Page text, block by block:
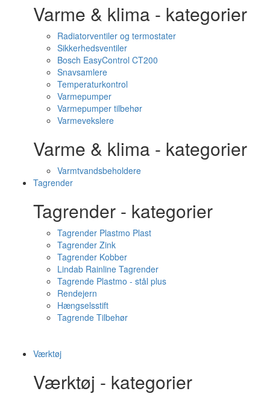
Varme & klima - kategorier
Radiatorventiler og termostater
Sikkerhedsventiler
Bosch EasyControl CT200
Snavsamlere
Temperaturkontrol
Varmepumper
Varmepumper tilbehør
Varmevekslere
Varme & klima - kategorier
Varmtvandsbeholdere
Tagrender
Tagrender - kategorier
Tagrender Plastmo Plast
Tagrender Zink
Tagrender Kobber
Lindab Rainline Tagrender
Tagrende Plastmo - stål plus
Rendejern
Hængselsstift
Tagrende Tilbehør
Værktøj
Værktøj - kategorier